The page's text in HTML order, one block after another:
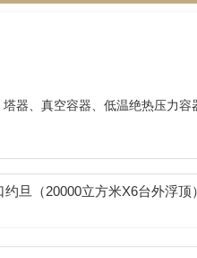
器、真空容器、低温绝热压力容
约旦（20000立方米X6台外浮顶